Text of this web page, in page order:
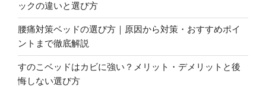
ックの違いと選び方
腰痛対策ベッドの選び方｜原因から対策・おすすめポイ
ントまで徹底解説
すのこベッドはカビに強い？メリット・デメリットと後
悔しない選び方